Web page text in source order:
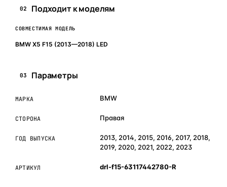
02 Подходит к моделям
СОВМЕСТИМАЯ МОДЕЛЬ
BMW X5 F15 (2013—2018) LED
03 Параметры
МАРКА BMW
СТОРОНА Правая
ГОД ВЫПУСКА
2013, 2014, 2015, 2016, 2017, 2018,
2019, 2020, 2021, 2022, 2023
АРТИКУЛ drl-f15-63117442780-R